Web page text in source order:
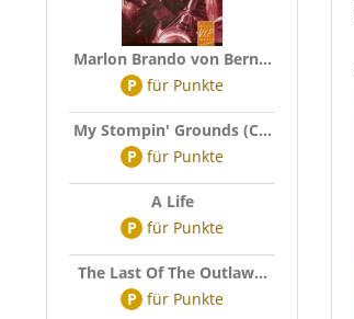
Marlon Brando von Bern...
P für Punkte
My Stompin' Grounds (C...
P für Punkte
A Life
P für Punkte
The Last Of The Outlaw...
P für Punkte